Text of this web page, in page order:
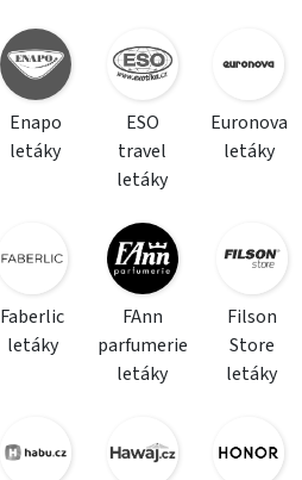
Enapo
letáky
ESO
travel
letáky
Euronova
letáky
Faberlic
letáky
FAnn
parfumerie
letáky
Filson
Store
letáky